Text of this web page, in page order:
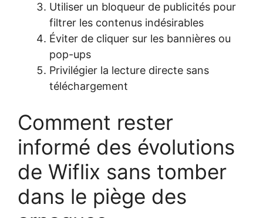
Utiliser un bloqueur de publicités pour
filtrer les contenus indésirables
Éviter de cliquer sur les bannières ou
pop-ups
Privilégier la lecture directe sans
téléchargement
Comment rester
informé des évolutions
de Wiflix sans tomber
dans le piège des